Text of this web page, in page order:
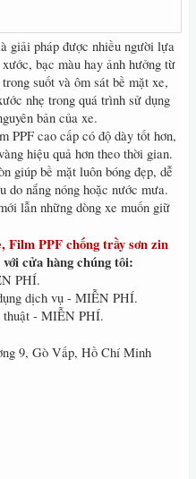
giải pháp được nhiều người lựa
bạc màu hay ảnh hưởng từ
suốt và ôm sát bề mặt xe,
nhẹ trong quá trình sử dụng
bản của xe.
PPF cao cấp có độ dày tốt hơn,
hiệu quả hơn theo thời gian.
giúp bề mặt luôn bóng đẹp, dễ
do nắng nóng hoặc nước mưa.
lẫn những dòng xe muốn giữ
Film PPF chống trầy sơn zin
cửa hàng chúng tôi:
PHÍ.
dịch vụ - MIỄN PHÍ.
thuật - MIỄN PHÍ.
9, Gò Vấp, Hồ Chí Minh